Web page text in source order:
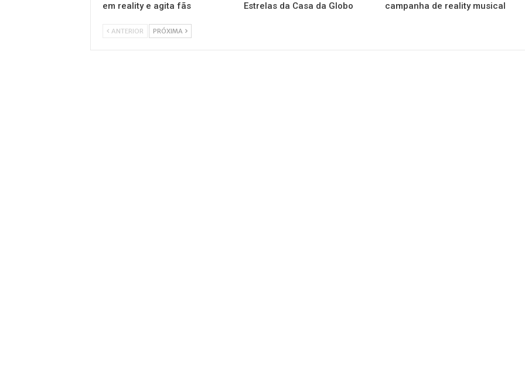
em reality e agita fãs
Estrelas da Casa da Globo
campanha de reality musical
ANTERIOR PRÓXIMA